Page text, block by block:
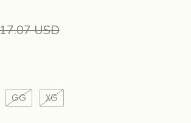
USD
GG XG